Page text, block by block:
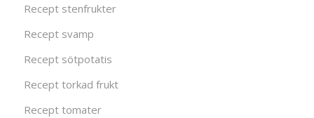
Recept stenfrukter
Recept svamp
Recept sötpotatis
Recept torkad frukt
Recept tomater